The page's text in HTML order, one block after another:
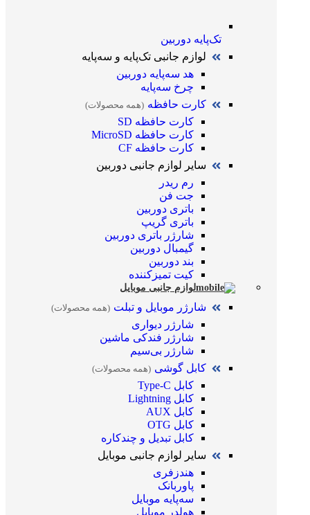
تک‌پایه دوربین
لوازم جانبی تک‌پایه و سه‌پایه
هد سه‌پایه دوربین
چرخ سه‌پایه
کارت حافظه (همه محصولات)
کارت حافظه SD
کارت حافظه MicroSD
کارت حافظه CF
سایر لوازم جانبی دوربین
رم ریدر
جت فن
باتری دوربین
باتری گریپ
شارژر باتری دوربین
گیمبال دوربین
بند دوربین
کیت تمیز‌کننده
لوازم جانبی موبایل
شارژر موبایل و تبلت (همه محصولات)
شارژر دیواری
شارژر فندکی ماشین
شارژر بی‌سیم
کابل گوشی (همه محصولات)
کابل Type-C
کابل Lightning
کابل AUX
کابل OTG
کابل تبدیل و چندکاره
سایر لوازم جانبی موبایل
هندزفری
پاوربانک
سه‌پایه موبایل
هولدر موبایل